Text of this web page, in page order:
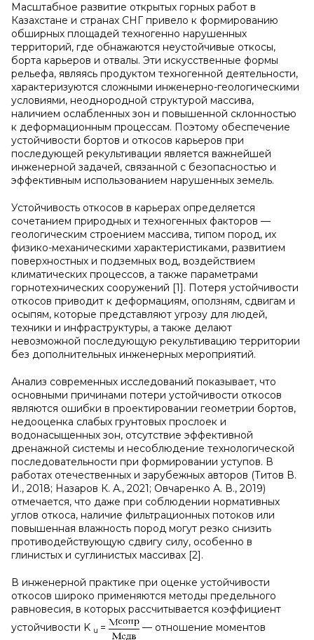
Масштабное развитие открытых горных работ в
Казахстане и странах СНГ привело к формированию
обширных площадей техногенно нарушенных
территорий, где обнажаются неустойчивые откосы,
борта карьеров и отвалы. Эти искусственные формы
рельефа, являясь продуктом техногенной деятельности,
характеризуются сложными инженерно-геологическими
условиями, неоднородной структурой массива,
наличием ослабленных зон и повышенной склонностью
к деформационным процессам. Поэтому обеспечение
устойчивости бортов и откосов карьеров при
последующей рекультивации является важнейшей
инженерной задачей, связанной с безопасностью и
эффективным использованием нарушенных земель.
Устойчивость откосов в карьерах определяется
сочетанием природных и техногенных факторов —
геологическим строением массива, типом пород, их
физико-механическими характеристиками, развитием
поверхностных и подземных вод, воздействием
климатических процессов, а также параметрами
горнотехнических сооружений [1]. Потеря устойчивости
откосов приводит к деформациям, оползням, сдвигам и
осыпям, которые представляют угрозу для людей,
техники и инфраструктуры, а также делают
невозможной последующую рекультивацию территории
без дополнительных инженерных мероприятий.
Анализ современных исследований показывает, что
основными причинами потери устойчивости откосов
являются ошибки в проектировании геометрии бортов,
недооценка слабых грунтовых прослоек и
водонасыщенных зон, отсутствие эффективной
дренажной системы и несоблюдение технологической
последовательности при формировании уступов. В
работах отечественных и зарубежных авторов (Титов В.
И., 2018; Назаров К. А., 2021; Овчаренко А. В., 2019)
отмечается, что даже при соблюдении нормативных
углов откоса, наличие фильтрационных потоков или
повышенная влажность пород могут резко снизить
противодействующую сдвигу силу, особенно в
глинистых и суглинистых массивах [2].
В инженерной практике при оценке устойчивости
откосов широко применяются методы предельного
равновесия, в которых рассчитывается коэффициент
устойчивости K u =
— отношение моментов